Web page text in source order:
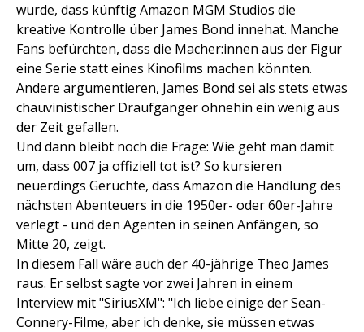
wurde, dass künftig Amazon MGM Studios die
kreative Kontrolle über James Bond innehat. Manche
Fans befürchten, dass die Macher:innen aus der Figur
eine Serie statt eines Kinofilms machen könnten.
Andere argumentieren, James Bond sei als stets etwas
chauvinistischer Draufgänger ohnehin ein wenig aus
der Zeit gefallen.
Und dann bleibt noch die Frage: Wie geht man damit
um, dass 007 ja offiziell tot ist? So kursieren
neuerdings Gerüchte, dass Amazon die Handlung des
nächsten Abenteuers in die 1950er- oder 60er-Jahre
verlegt - und den Agenten in seinen Anfängen, so
Mitte 20, zeigt.
In diesem Fall wäre auch der 40-jährige Theo James
raus. Er selbst sagte vor zwei Jahren in einem
Interview mit "SiriusXM": "Ich liebe einige der Sean-
Connery-Filme, aber ich denke, sie müssen etwas